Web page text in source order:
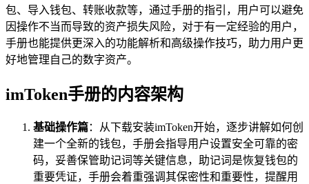
包、导入钱包、转账收款等，通过手册的指引，用户可以避免
因操作不当而导致的资产损失风险，对于有一定经验的用户，
手册也能提供更深入的功能解析和高级操作技巧，助力用户更
好地管理自己的数字资产。
imToken手册的内容架构
基础操作篇：从下载安装imToken开始，逐步讲解如何创
建一个全新的钱包，手册会指导用户设置安全可靠的密
码，妥善保管助记词等关键信息，助记词是恢复钱包的
重要凭证，手册会着重强调其保密性和重要性，提醒用